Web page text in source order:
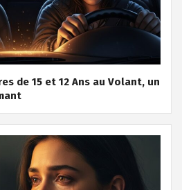
de 15 et 12 Ans au Volant, un